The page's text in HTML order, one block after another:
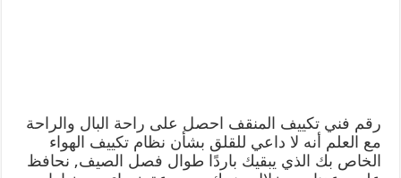
رقم فني تكييف المنقف احصل على راحة البال والراحة
مع العلم أنه لا داعي للقلق بشأن نظام تكييف الهواء
الخاص بك الذي يبقيك باردًا طوال فصل الصيف, نحافظ